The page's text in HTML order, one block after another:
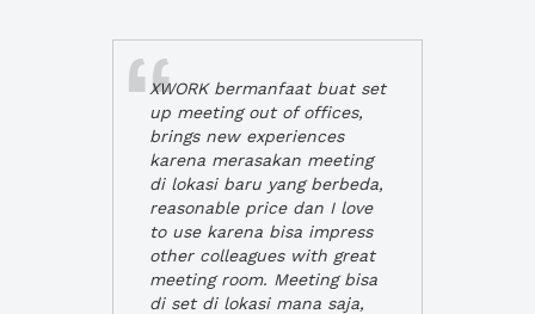
XWORK bermanfaat buat set
up meeting out of offices,
brings new experiences
karena merasakan meeting
di lokasi baru yang berbeda,
reasonable price dan I love
to use karena bisa impress
other colleagues with great
meeting room. Meeting bisa
di set di lokasi mana saja,